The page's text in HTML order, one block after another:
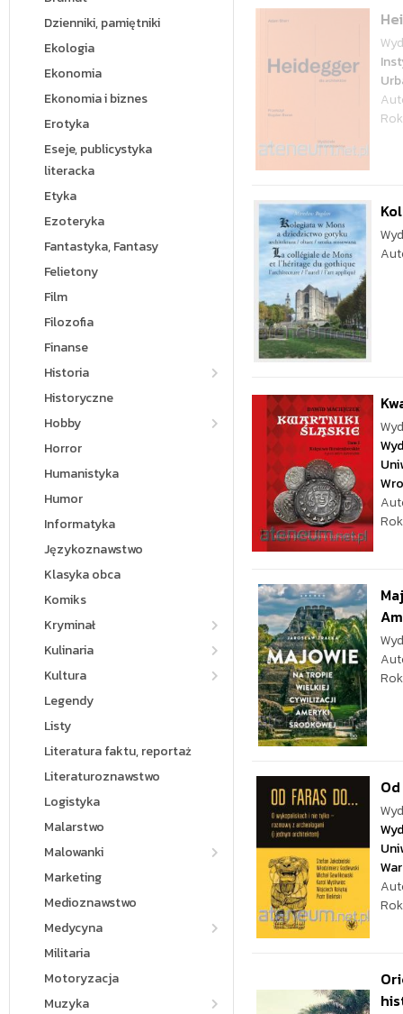
Dzienniki, pamiętniki
Ekologia
Ekonomia
Ekonomia i biznes
Erotyka
Eseje, publicystyka
literacka
Etyka
Ezoteryka
Fantastyka, Fantasy
Felietony
Film
Filozofia
Finanse
Historia
Historyczne
Hobby
Horror
Humanistyka
Humor
Informatyka
Językoznawstwo
Klasyka obca
Komiks
Kryminał
Kulinaria
Kultura
Legendy
Listy
Literatura faktu, reportaż
Literaturoznawstwo
Logistyka
Malarstwo
Malowanki
Marketing
Medioznawstwo
Medycyna
Militaria
Motoryzacja
Muzyka